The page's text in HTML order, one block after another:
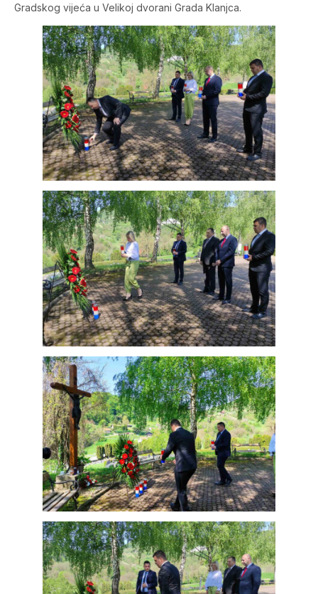
Gradskog vijeća u Velikoj dvorani Grada Klanjca.